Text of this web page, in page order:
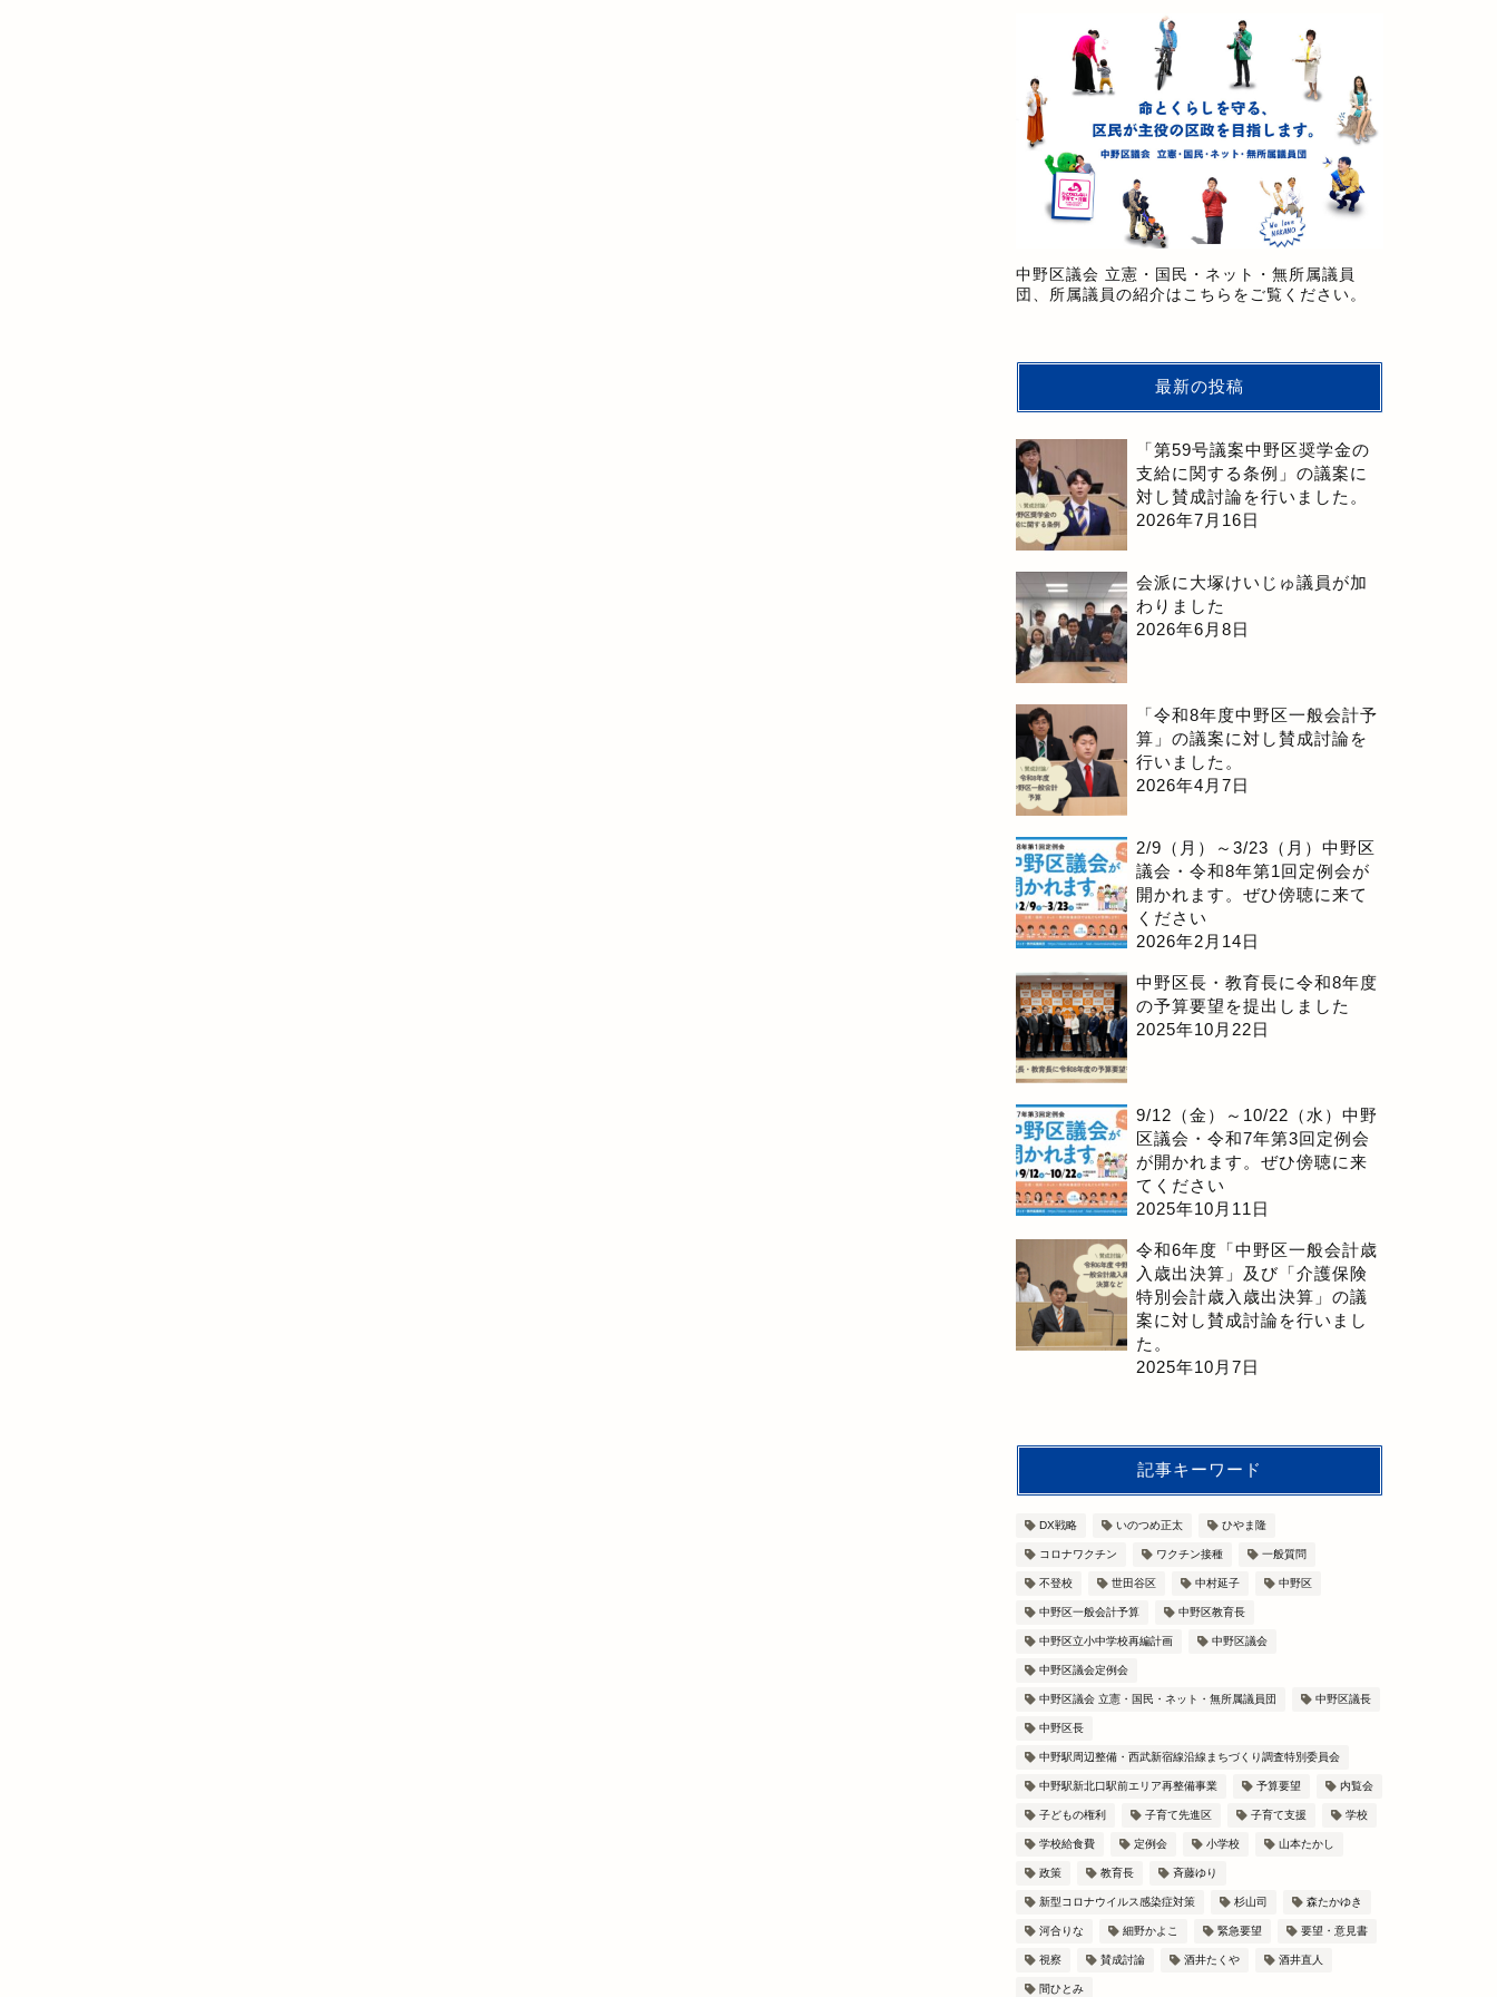
中野区議会 立憲・国民・ネット・無所属議員
団、所属議員の紹介はこちらをご覧ください。
最新の投稿
「第59号議案中野区奨学金の
支給に関する条例」の議案に
対し賛成討論を行いました。
2026年7月16日
会派に大塚けいじゅ議員が加
わりました
2026年6月8日
「令和8年度中野区一般会計予
算」の議案に対し賛成討論を
行いました。
2026年4月7日
2/9（月）～3/23（月）中野区
議会・令和8年第1回定例会が
開かれます。ぜひ傍聴に来て
ください
2026年2月14日
中野区長・教育長に令和8年度
の予算要望を提出しました
2025年10月22日
9/12（金）～10/22（水）中野
区議会・令和7年第3回定例会
が開かれます。ぜひ傍聴に来
てください
2025年10月11日
令和6年度「中野区一般会計歳
入歳出決算」及び「介護保険
特別会計歳入歳出決算」の議
案に対し賛成討論を行いまし
た。
2025年10月7日
記事キーワード
DX戦略 いのつめ正太 ひやま隆
コロナワクチン ワクチン接種 一般質問
不登校 世田谷区 中村延子 中野区
中野区一般会計予算 中野区教育長
中野区立小中学校再編計画 中野区議会
中野区議会定例会
中野区議会 立憲・国民・ネット・無所属議員団 中野区議長
中野区長
中野駅周辺整備・西武新宿線沿線まちづくり調査特別委員会
中野駅新北口駅前エリア再整備事業 予算要望 内覧会
子どもの権利 子育て先進区 子育て支援 学校
学校給食費 定例会 小学校 山本たかし
政策 教育長 斉藤ゆり
新型コロナウイルス感染症対策 杉山司 森たかゆき
河合りな 細野かよこ 緊急要望 要望・意見書
視察 賛成討論 酒井たくや 酒井直人
間ひとみ